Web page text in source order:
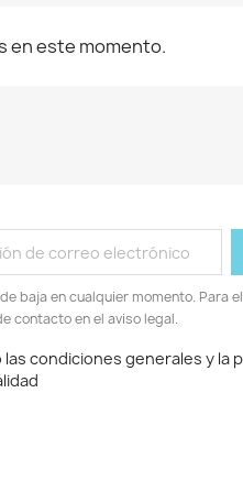
en este momento.
baja en cualquier momento. Para
contacto en el aviso legal.
las condiciones generales y la